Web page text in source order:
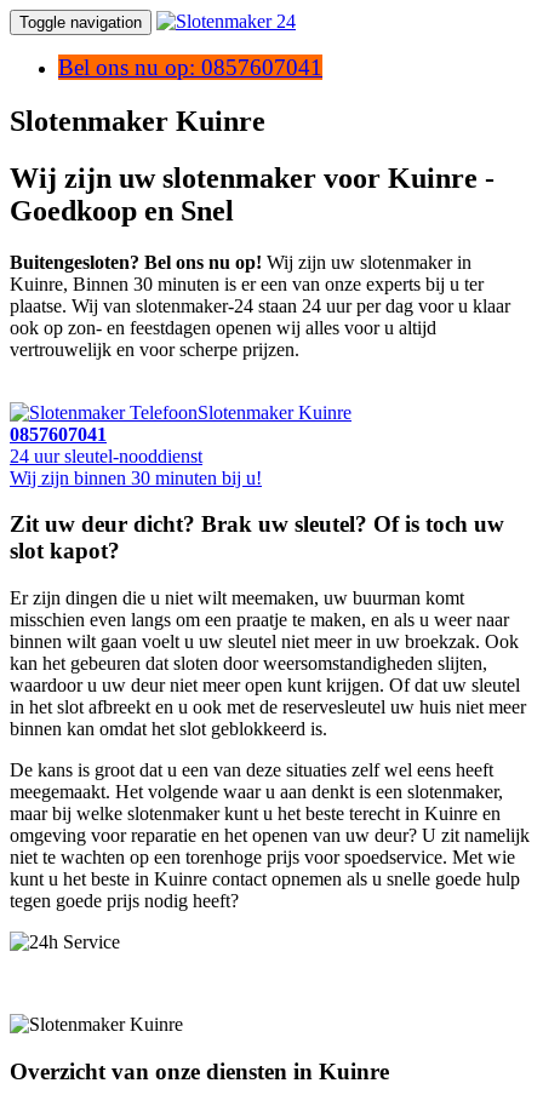
Toggle navigation
Bel ons nu op: 0857607041
Slotenmaker Kuinre
Wij zijn uw slotenmaker voor Kuinre -
Goedkoop en Snel
Buitengesloten? Bel ons nu op! Wij zijn uw slotenmaker in
Kuinre, Binnen 30 minuten is er een van onze experts bij u ter
plaatse. Wij van slotenmaker-24 staan 24 uur per dag voor u klaar
ook op zon- en feestdagen openen wij alles voor u altijd
vertrouwelijk en voor scherpe prijzen.
Slotenmaker Kuinre
0857607041
24 uur sleutel-nooddienst
Wij zijn binnen 30 minuten bij u!
Zit uw deur dicht? Brak uw sleutel? Of is toch uw
slot kapot?
Er zijn dingen die u niet wilt meemaken, uw buurman komt
misschien even langs om een praatje te maken, en als u weer naar
binnen wilt gaan voelt u uw sleutel niet meer in uw broekzak. Ook
kan het gebeuren dat sloten door weersomstandigheden slijten,
waardoor u uw deur niet meer open kunt krijgen. Of dat uw sleutel
in het slot afbreekt en u ook met de reservesleutel uw huis niet meer
binnen kan omdat het slot geblokkeerd is.
De kans is groot dat u een van deze situaties zelf wel eens heeft
meegemaakt. Het volgende waar u aan denkt is een slotenmaker,
maar bij welke slotenmaker kunt u het beste terecht in Kuinre en
omgeving voor reparatie en het openen van uw deur? U zit namelijk
niet te wachten op een torenhoge prijs voor spoedservice. Met wie
kunt u het beste in Kuinre contact opnemen als u snelle goede hulp
tegen goede prijs nodig heeft?
Overzicht van onze diensten in Kuinre